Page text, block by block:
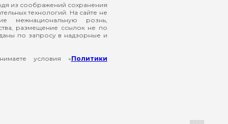
из соображений сохранения
технологий. На сайте не
межнациональную рознь,
размещение ссылок не по
по запросу в надзорные и
условия «Политики